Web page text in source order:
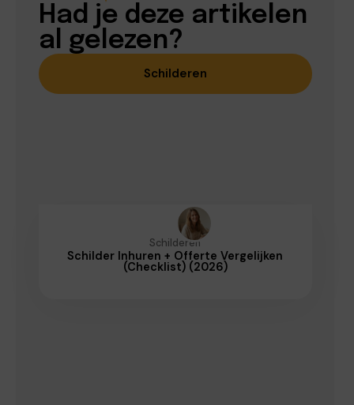
Had je deze artikelen
al gelezen?
Schilderen
Schilderen
Schilder Inhuren + Offerte Vergelijken
(Checklist) (2026)